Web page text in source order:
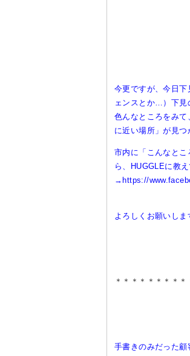
今更ですが、今日
ェンスとか…）下見
色んなところをみ
に近い場所」が見
市内に「こんなと
ら、HUGGLEに教
→https://
よろしくお願いしま
＊＊＊＊＊＊＊＊
手書きのみだった